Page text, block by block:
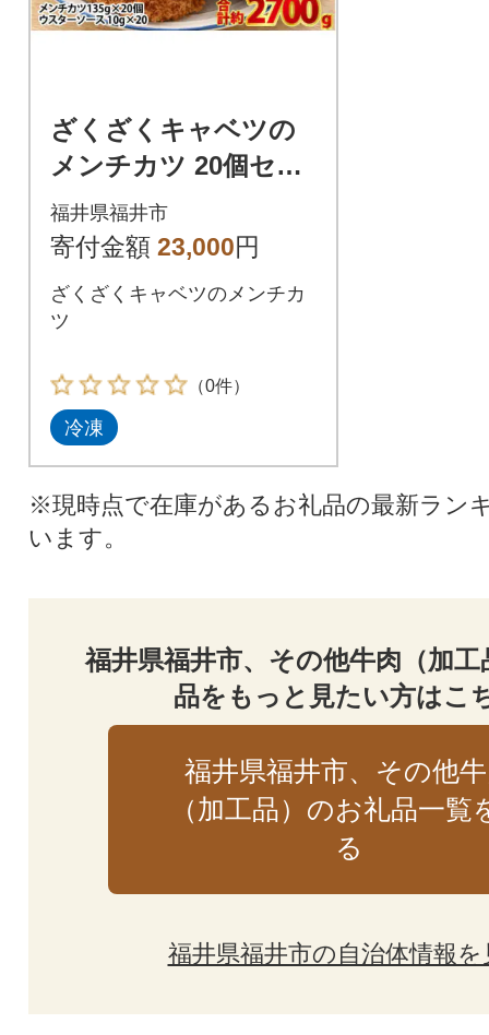
ざくざくキャベツの
メンチカツ 20個セッ
ト
福井県福井市
寄付金額 23,000円
ざくざくキャベツのメンチカ
ツ
（0件）
冷凍
※現時点で在庫があるお礼品の最新ラン
います。
福井県福井市、その他牛肉（加
品をもっと見たい方はこ
福井県福井市、その他
（加工品）のお礼品一覧
る
福井県福井市の自治体情報を